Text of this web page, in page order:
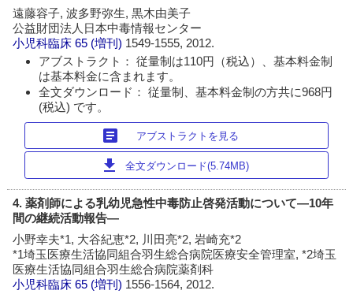
遠藤容子, 波多野弥生, 黒木由美子
公益財団法人日本中毒情報センター
小児科臨床 65 (増刊) 1549-1555, 2012.
アブストラクト： 従量制は110円（税込）、基本料金制
は基本料金に含まれます。
全文ダウンロード： 従量制、基本料金制の方共に968円
(税込) です。
article アブストラクトを見る
download 全文ダウンロード(5.74MB)
4. 薬剤師による乳幼児急性中毒防止啓発活動について―10年
間の継続活動報告―
小野幸夫*1, 大谷紀恵*2, 川田亮*2, 岩崎充*2
*1埼玉医療生活協同組合羽生総合病院医療安全管理室, *2埼玉
医療生活協同組合羽生総合病院薬剤科
小児科臨床 65 (増刊) 1556-1564, 2012.